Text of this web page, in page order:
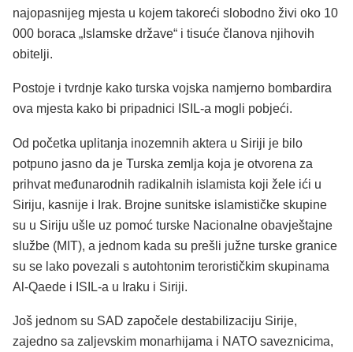
najopasnijeg mjesta u kojem takoreći slobodno živi oko 10
000 boraca „Islamske države“ i tisuće članova njihovih
obitelji.
Postoje i tvrdnje kako turska vojska namjerno bombardira
ova mjesta kako bi pripadnici ISIL-a mogli pobjeći.
Od početka uplitanja inozemnih aktera u Siriji je bilo
potpuno jasno da je Turska zemlja koja je otvorena za
prihvat međunarodnih radikalnih islamista koji žele ići u
Siriju, kasnije i Irak. Brojne sunitske islamističke skupine
su u Siriju ušle uz pomoć turske Nacionalne obavještajne
službe (MIT), a jednom kada su prešli južne turske granice
su se lako povezali s autohtonim terorističkim skupinama
Al-Qaede i ISIL-a u Iraku i Siriji.
Još jednom su SAD započele destabilizaciju Sirije,
zajedno sa zaljevskim monarhijama i NATO saveznicima,